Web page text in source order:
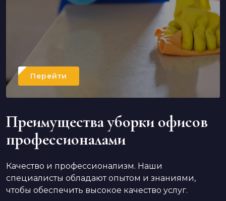
Перейти
Преимущества уборки офисов
профессионалами
Качество и профессионализм. Наши
специалисты обладают опытом и знаниями,
чтобы обеспечить высокое качество услуг.